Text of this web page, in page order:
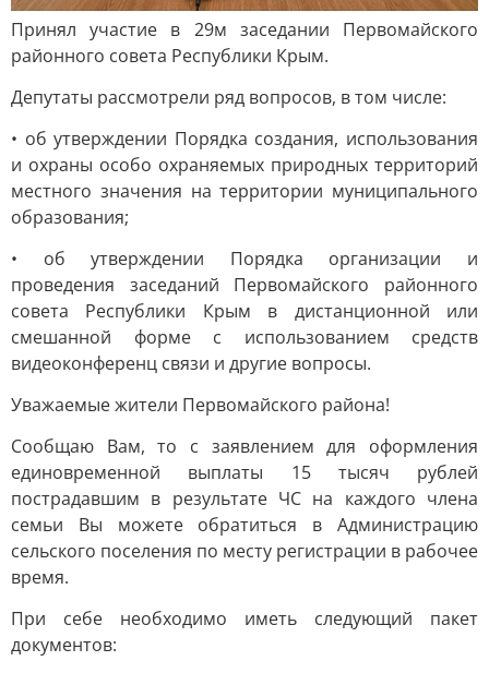
Принял участие в 29м заседании Первомайского
районного совета Республики Крым.
Депутаты рассмотрели ряд вопросов, в том числе:
• об утверждении Порядка создания, использования
и охраны особо охраняемых природных территорий
местного значения на территории муниципального
образования;
• об утверждении Порядка организации и
проведения заседаний Первомайского районного
совета Республики Крым в дистанционной или
смешанной форме с использованием средств
видеоконференц связи и другие вопросы.
Уважаемые жители Первомайского района!
Сообщаю Вам, то с заявлением для оформления
единовременной выплаты 15 тысяч рублей
пострадавшим в результате ЧС на каждого члена
семьи Вы можете обратиться в Администрацию
сельского поселения по месту регистрации в рабочее
время.
При себе необходимо иметь следующий пакет
документов: